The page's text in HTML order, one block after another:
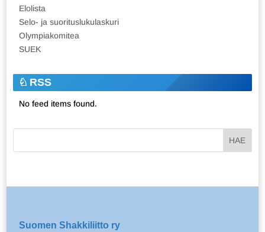
Elolista
Selo- ja suorituslukulaskuri
Olympiakomitea
SUEK
RSS
No feed items found.
Suomen Shakkiliitto ry